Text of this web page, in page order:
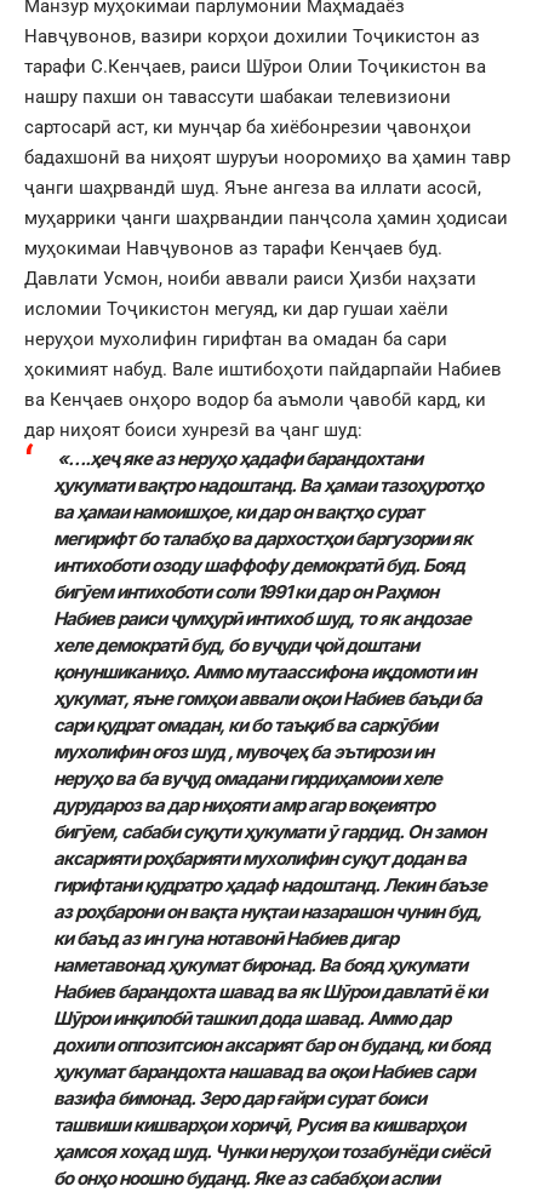
Манзур муҳокимаи парлумонии Маҳмадаёз
Навҷувонов, вазири корҳои дохилии Тоҷикистон аз
тарафи С.Кенҷаев, раиси Шӯрои Олии Тоҷикистон ва
нашру пахши он тавассути шабакаи телевизиони
сартосарӣ аст, ки мунҷар ба хиёбонрезии ҷавонҳои
бадахшонӣ ва ниҳоят шуруъи нооромиҳо ва ҳамин тавр
ҷанги шаҳрвандӣ шуд. Яъне ангеза ва иллати асосӣ,
муҳаррики ҷанги шаҳрвандии панҷсола ҳамин ҳодисаи
муҳокимаи Навҷувонов аз тарафи Кенҷаев буд.
Давлати Усмон, ноиби аввали раиси Ҳизби наҳзати
исломии Тоҷикистон мегуяд, ки дар гушаи хаёли
неруҳои мухолифин гирифтан ва омадан ба сари
ҳокимият набуд. Вале иштибоҳоти пайдарпайи Набиев
ва Кенҷаев онҳоро водор ба аъмоли ҷавобӣ кард, ки
дар ниҳоят боиси хунрезӣ ва ҷанг шуд:
«….ҳеҷ яке аз неруҳо ҳадафи барандохтани
ҳукумати вақтро надоштанд. Ва ҳамаи тазоҳуротҳо
ва ҳамаи намоишҳое,ки дар он вақтҳо сурат
мегирифт бо талабҳо ва дархостҳои баргузории як
интихоботи озоду шаффофу демократӣ буд. Бояд
бигӯем интихоботи соли 1991 ки даронРаҳмон
Набиев раиси ҷумҳурӣ интихоб шуд, то як андозае
хеле демократӣ буд, бо вуҷуди ҷой доштани
қонуншиканиҳо. Аммо мутаассифона иқдомоти ин
ҳукумат, яъне гомҳои аввали оқои Набиев баъди ба
сари қудрат омадан, ки бо таъқиб ва саркӯбии
мухолифин оғоз шуд ,мувоҷеҳ ба эътирози ин
неруҳо ва ба вуҷуд омадани гирдиҳамоии хеле
дурудароз ва дар ниҳояти амр агар воқеиятро
бигӯем, сабаби суқути ҳукумати ӯ гардид. Он замон
аксарияти роҳбарияти мухолифин суқут додан ва
гирифтани қудратро ҳадаф надоштанд. Лекин баъзе
аз роҳбарони он вақта нуқтаи назарашон чунин буд,
ки баъд аз ин гуна нотавонӣ Набиев дигар
наметавонад ҳукумат биронад. Ва бояд ҳукумати
Набиев барандохта шавад ва як Шӯрои давлатӣ ё ки
Шӯрои инқилобӣ ташкил дода шавад. Аммо дар
дохили оппозитсион аксарият бар он буданд,ки бояд
ҳукумат барандохта нашавад ва оқои Набиев сари
вазифа бимонад. Зеро дар ғайри сурат боиси
ташвиши кишварҳои хориҷӣ, Русия ва кишварҳои
ҳамсоя хоҳад шуд. Чунки неруҳои тозабунёди сиёсӣ
бо онҳо ноошно буданд. Яке аз сабабҳои аслии